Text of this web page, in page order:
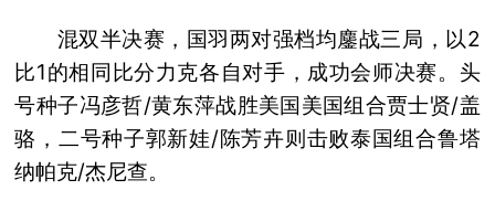
混双半决赛，国羽两对强档均鏖战三局，以2
比1的相同比分力克各自对手，成功会师决赛。头
号种子冯彦哲/黄东萍战胜美国美国组合贾士贤/盖
骆，二号种子郭新娃/陈芳卉则击败泰国组合鲁塔
纳帕克/杰尼查。